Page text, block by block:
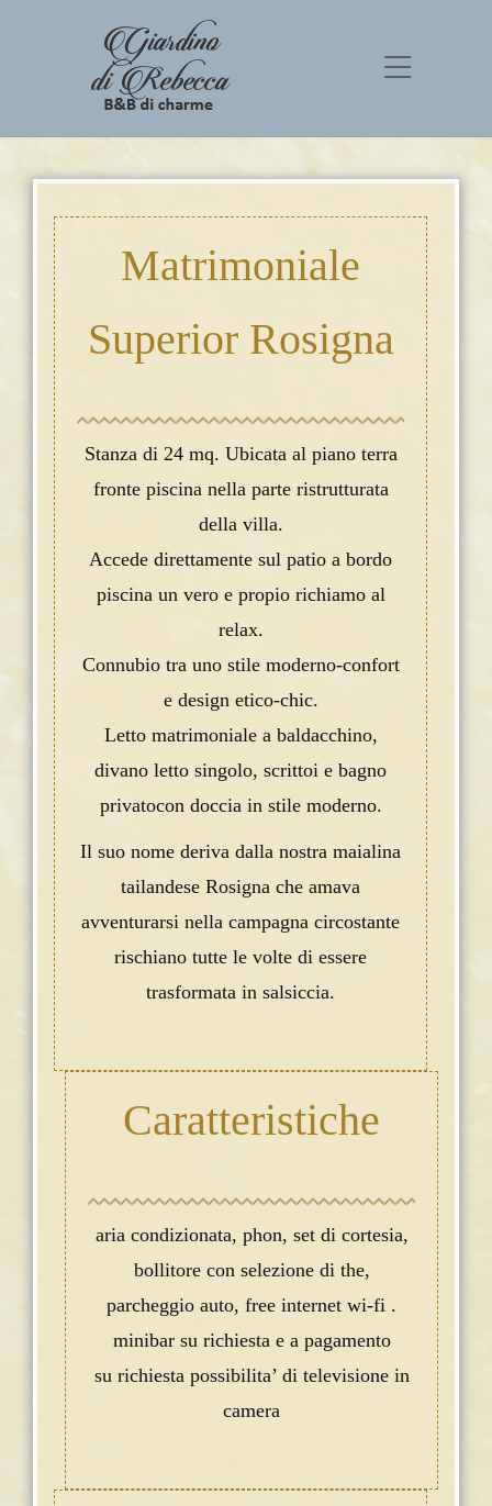
Matrimoniale
Superior Rosigna
Stanza di 24 mq. Ubicata al piano terra
fronte piscina nella parte ristrutturata
della villa.
Accede direttamente sul patio a bordo
piscina un vero e propio richiamo al
relax.
Connubio tra uno stile moderno-confort
e design etico-chic.
Letto matrimoniale a baldacchino,
divano letto singolo, scrittoi e bagno
privatocon doccia in stile moderno.
Il suo nome deriva dalla nostra maialina
tailandese Rosigna che amava
avventurarsi nella campagna circostante
rischiano tutte le volte di essere
trasformata in salsiccia.
Caratteristiche
aria condizionata, phon, set di cortesia,
bollitore con selezione di the,
parcheggio auto, free internet wi-fi .
minibar su richiesta e a pagamento
su richiesta possibilita’ di televisione in
camera